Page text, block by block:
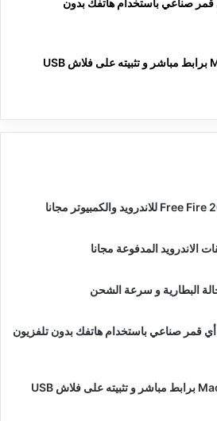
قمر صناعي باستخدام هاتفك بدون
تحميل نسخة MacOS Sierra برابط مباشر و تثبيته على فلاش USB
الاندرويد المدفوعة مجانا
قمر صناعي باستخدام هاتفك بدون تلفزيون
تحميل نسخة MacOS Sierra برابط مباشر و تثبيته على فلاش USB